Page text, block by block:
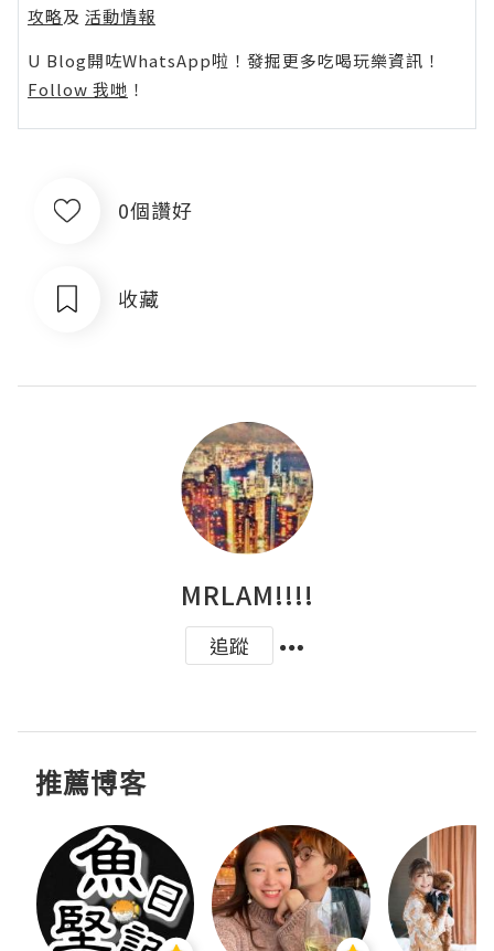
攻略及 活動情報
U Blog開咗WhatsApp啦！發掘更多吃喝玩樂資訊！
Follow 我哋 ！
0個讚好
收藏
MRLAM!!!!
追蹤
推薦博客